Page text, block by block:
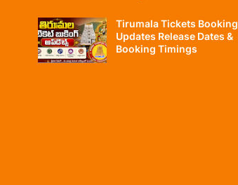
Tirumala Tickets Booking
Updates Release Dates &
Booking Timings